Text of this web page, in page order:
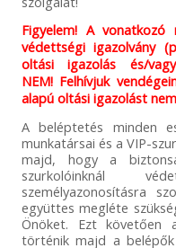
Figyelem! A
védettségi igazolvány
oltási igazolás és/
NEM! Felhívjuk
alapú oltási igazolást
A beléptetés minden
munkatársai és a VIP-
majd, hogy a
szurkolóinknál
személyazonosításra
együttes megléte
Önöket. Ezt követően
történik majd a